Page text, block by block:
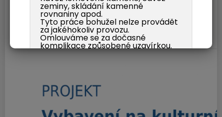
zeminy, skládání kamenné
rovnaniny apod.
Tyto práce bohužel nelze provádět
za jakéhokoliv provozu.
Omlouváme se za dočasné
komplikace způsobené uzavírkou.
Ke stažení